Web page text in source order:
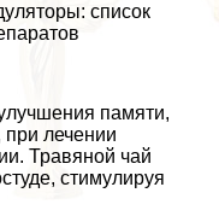
список
памяти,
лечении
Травяной чай
стимулируя